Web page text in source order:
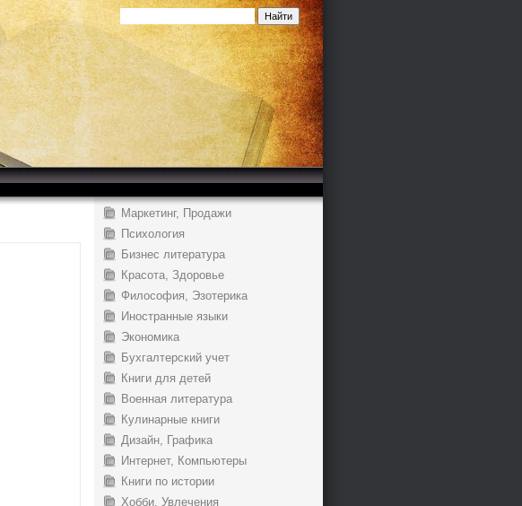
Маркетинг, Продажи
Психология
Бизнес литература
Красота, Здоровье
Философия, Эзотерика
Иностранные языки
Экономика
Бухгалтерский учет
Книги для детей
Военная литература
Кулинарные книги
Дизайн, Графика
Интернет, Компьютеры
Книги по истории
Хобби, Увлечения